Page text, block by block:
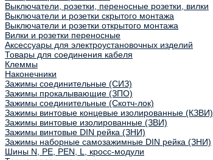
Выключатели, розетки, переносные розетки, вилки
Выключатели и розетки скрытого монтажа
Выключатели и розетки открытого монтажа
Вилки и розетки переносные
Аксессуары для электроустановочных изделий
Товары для соединения кабеля
Клеммы
Наконечники
Зажимы соединительные (СИЗ)
Зажимы прокалывающие (ЗПО)
Зажимы соединительные (Скотч-лок)
Зажимы винтовые концевые изолированные (КЗВИ)
Зажимы винтовые изолированные (ЗВИ)
Зажимы винтовые DIN рейка (ЗНИ)
Зажимы наборные самозажимные DIN рейка (ЗНИ)
Шины N, PE, PEN, L, кросс-модули